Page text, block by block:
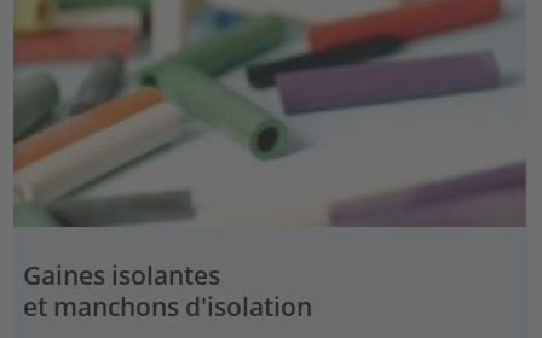
Gaines isolantes
et manchons d'isolation